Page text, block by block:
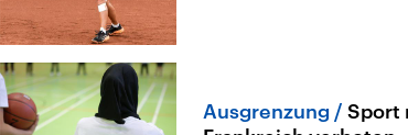
Ausgrenzung
Sport